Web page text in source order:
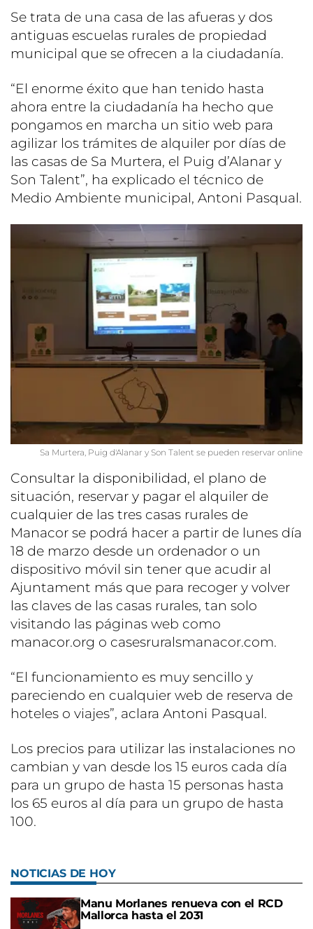
Se trata de una casa de las afueras y dos
antiguas escuelas rurales de propiedad
municipal que se ofrecen a la ciudadanía.
“El enorme éxito que han tenido hasta
ahora entre la ciudadanía ha hecho que
pongamos en marcha un sitio web para
agilizar los trámites de alquiler por días de
las casas de Sa Murtera, el Puig d’Alanar y
Son Talent”, ha explicado el técnico de
Medio Ambiente municipal, Antoni Pasqual.
Sa Murtera, Puig d'Alanar y Son Talent se pueden reservar online
Consultar la disponibilidad, el plano de
situación, reservar y pagar el alquiler de
cualquier de las tres casas rurales de
Manacor se podrá hacer a partir de lunes día
18 de marzo desde un ordenador o un
dispositivo móvil sin tener que acudir al
Ajuntament más que para recoger y volver
las claves de las casas rurales, tan solo
visitando las páginas web como
manacor.org o casesruralsmanacor.com.
“El funcionamiento es muy sencillo y
pareciendo en cualquier web de reserva de
hoteles o viajes”, aclara Antoni Pasqual.
Los precios para utilizar las instalaciones no
cambian y van desde los 15 euros cada día
para un grupo de hasta 15 personas hasta
los 65 euros al día para un grupo de hasta
100.
NOTICIAS DE HOY
Manu Morlanes renueva con el RCD
Mallorca hasta el 2031